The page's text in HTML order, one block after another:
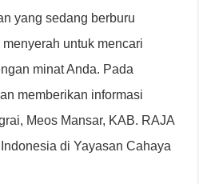
yang sedang berburu
untuk mencari
minat Anda. Pada
memberikan informasi
Meos Mansar, KAB. RAJA
di Yayasan Cahaya